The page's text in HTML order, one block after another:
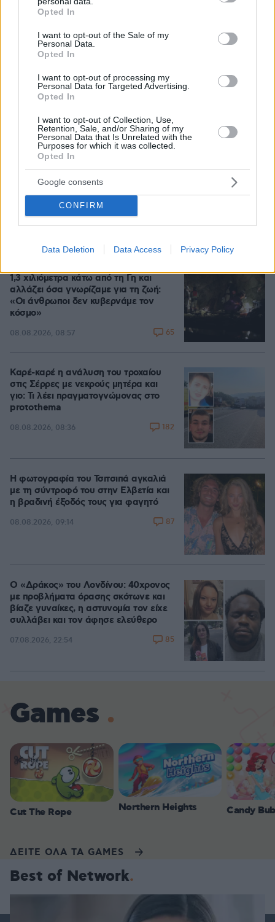
grant or deny consent to Google and its third-party tags to
use your data for below specified purposes in below Google
consent section.
Opted In
I want to opt-out of the Sale of my
Personal Data.
Opted In
I want to opt-out of processing my
Personal Data for Targeted Advertising.
Opted In
I want to opt-out of Collection, Use,
Retention, Sale, and/or Sharing of my
Personal Data that Is Unrelated with the
Purposes for which it was collected.
Opted In
Google consents
CONFIRM
Data Deletion Data Access Privacy Policy
Βρέθηκε σορός σε σπηλιά κοντά στο εκκλησάκι
των Αγίων Ισιδώρων στον Λυκαβηττό
Βίντεο: Μεθυσμένη σκότωσε νύφη
τμήμα ζητούσε κλαίγοντας τον πατέρα
Εντοπίστηκε η «Αράχνη» του Άσαντ:
Πώς ένα ξεχασμένο σημειωματάριο
οδήγησε στα ίχνη του διαβόητου
αρχικατασκόπου
08.08.2026, 10:56
1,3 χιλιόμετρα κάτω από τη Γη και
αλλάζει όσα γνωρίζαμε για τη ζωή:
«Οι άνθρωποι δεν κυβερνάμε τον
κόσμο»
08.08.2026, 08:57 65
Καρέ-καρέ η ανάλυση του τροχαίου
στις Σέρρες με νεκρούς μητέρα και
γιο: Τι λέει πραγματογνώμονας στο
protothema
08.08.2026, 08:36 182
Η φωτογραφία του Τσιτσιπά αγκαλιά
με τη σύντροφό του στην Ελβετία και
η βραδινή έξοδός τους για φαγητό
08.08.2026, 09:14 87
Ο «Δράκος» του Λονδίνου: 40χρονος
με προβλήματα όρασης σκότωνε και
βίαζε γυναίκες, η αστυνομία τον είχε
συλλάβει και τον άφησε ελεύθερο
07.08.2026, 22:54 85
Games
Cut The Rope Northern Heights Candy
ΔΕΙΤΕ ΟΛΑ ΤΑ GAMES
Best of Network